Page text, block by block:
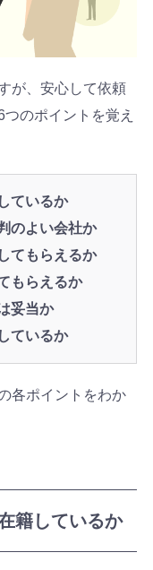
が、安心して依頼
のポイントを覚え
ているか
のよい会社か
てもらえるか
もらえるか
妥当か
ているか
各ポイントをわか
籍しているか